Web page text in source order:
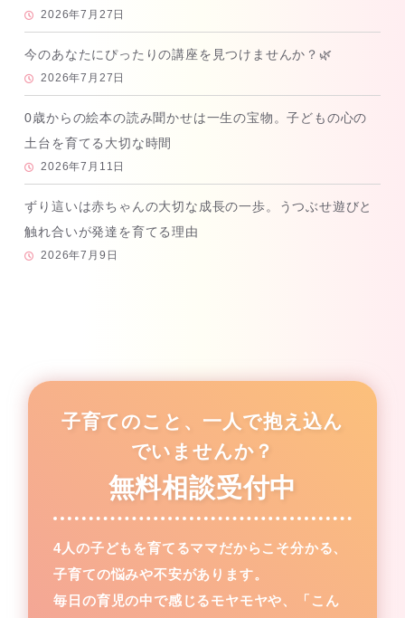
2026年7月27日
今のあなたにぴったりの講座を見つけませんか？🌿
2026年7月27日
0歳からの絵本の読み聞かせは一生の宝物。子どもの心の
土台を育てる大切な時間
2026年7月11日
ずり這いは赤ちゃんの大切な成長の一歩。うつぶせ遊びと
触れ合いが発達を育てる理由
2026年7月9日
子育てのこと、一人で抱え込ん
でいませんか？
無料相談受付中
4人の子どもを育てるママだからこそ分かる、
子育ての悩みや不安があります。
毎日の育児の中で感じるモヤモヤや、「こん